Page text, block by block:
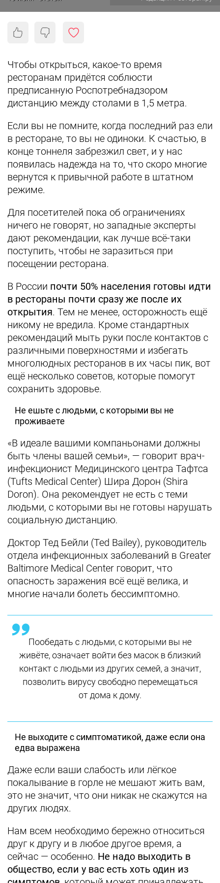
Чтобы открыться, какое-то время
ресторанам придётся соблюсти
предписанную Роспотребнадзором
дистанцию между столами в 1,5 метра.
Если вы не помните, когда последний раз ели
в ресторане, то вы не одиноки. К счастью, в
конце тоннеля забрезжил свет, и у нас
появилась надежда на то, что скоро многие
вернутся к привычной работе в штатном
режиме.
Для посетителей пока об ограничениях
ничего не говорят, но западные эксперты
дают рекомендации, как лучше всё-таки
поступить, чтобы не заразиться при
посещении ресторана.
В России почти 50% населения готовы идти
в рестораны почти сразу же после их
открытия. Тем не менее, осторожность ещё
никому не вредила. Кроме стандартных
рекомендаций мыть руки после контактов с
различными поверхностями и избегать
многолюдных ресторанов в их часы пик, вот
ещё несколько советов, которые помогут
сохранить здоровье.
Не ешьте с людьми, с которыми вы не
проживаете
«В идеале вашими компаньонами должны
быть члены вашей семьи», — говорит врач-
инфекционист Медицинского центра Тафтса
(Tufts Medical Center) Шира Дорон (Shira
Doron). Она рекомендует не есть с теми
людьми, с которыми вы не готовы нарушать
социальную дистанцию.
Доктор Тед Бейли (Ted Bailey), руководитель
отдела инфекционных заболеваний в Greater
Baltimore Medical Center говорит, что
опасность заражения всё ещё велика, и
многие начали болеть бессимптомно.
Пообедать с людьми, с которыми вы не
живёте, означает войти без масок в близкий
контакт с людьми из других семей, а значит,
позволить вирусу свободно перемещаться
от дома к дому.
Не выходите с симптоматикой, даже если она
едва выражена
Даже если ваши слабость или лёгкое
покалывание в горле не мешают жить вам,
это не значит, что они никак не скажутся на
других людях.
Нам всем необходимо бережно относиться
друг к другу и в любое другое время, а
сейчас — особенно. Не надо выходить в
общество, если у вас есть хоть один из